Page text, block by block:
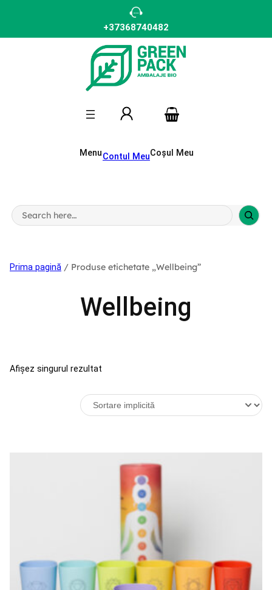
+37368740482
MenuContul MeuCoșul Meu
S
e
h
Prima pagină / Produse etichetate „Wellbeing”
Wellbeing
Afișez singurul rezultat